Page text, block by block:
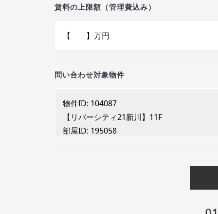
賃料の上限額（管理費込み）
問い合わせ対象物件